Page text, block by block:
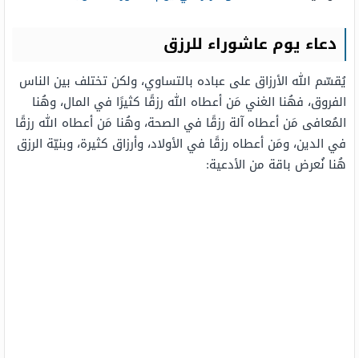
دعاء يوم عاشوراء للرزق
يُقسّم الله الأرزاق على عباده بالتساوي، ولكن تختلف بين الناس
الفروق، فهُنا الغني مَن أعطاه الله رزقًا كثيرًا في المال، وهُنا
المُعافى مَن أعطاه آلة رزقًا في الصحة، وهُنا مَن أعطاه الله رزقًا
في الدين، ومَن أعطاه رزقًا في الأولاد، وأرزاق كثيرة، وبنيّة الرزق
هُنا نُعرض باقة من الأدعية: